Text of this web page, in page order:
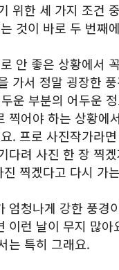
위한 세 가지 조건
것이 바로 두 번째
안 좋은 상황에서
가서 정말 굉장한
운 부분의 어두운
찍어야 하는 상황에
. 프로 사진작가라
다려 사진 한 장 찍
찍겠다고 다시 가
엄청나게 강한 풍경
이런 날이 무지 많
는 특히 그래요.